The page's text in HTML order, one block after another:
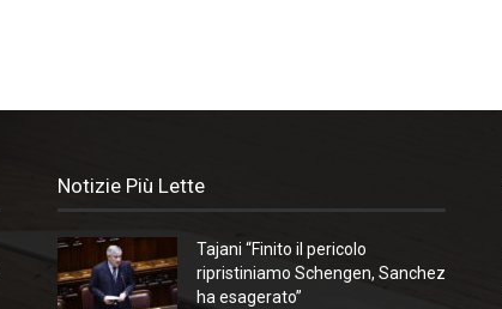
Notizie Più Lette
Tajani “Finito il pericolo
ripristiniamo Schengen, Sanchez
ha esagerato”